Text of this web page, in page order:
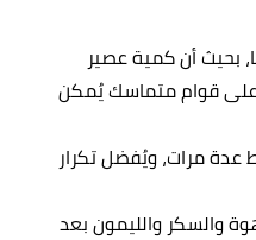
بحيث أن كمية عصير
قوام متماسك يُمكن
عدة مرات، ويُفضل تكرار
والسكر والليمون بعد